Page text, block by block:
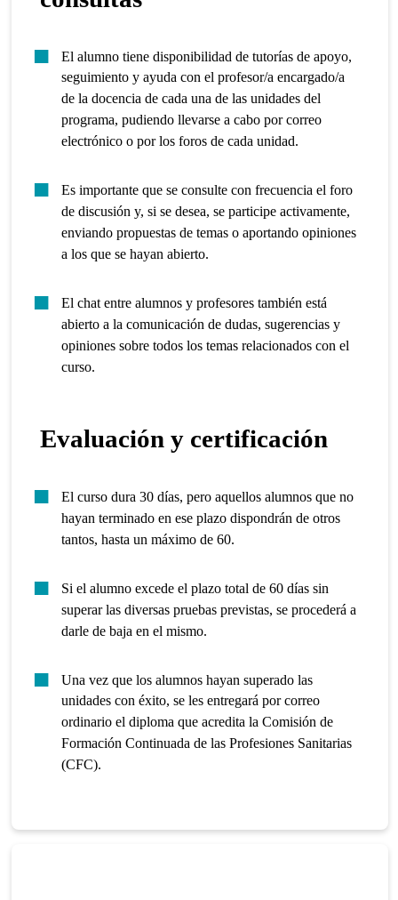
El alumno tiene disponibilidad de tutorías de apoyo,
seguimiento y ayuda con el profesor/a encargado/a
de la docencia de cada una de las unidades del
programa, pudiendo llevarse a cabo por correo
electrónico o por los foros de cada unidad.
Es importante que se consulte con frecuencia el foro
de discusión y, si se desea, se participe activamente,
enviando propuestas de temas o aportando opiniones
a los que se hayan abierto.
El chat entre alumnos y profesores también está
abierto a la comunicación de dudas, sugerencias y
opiniones sobre todos los temas relacionados con el
curso.
Evaluación y certificación
El curso dura 30 días, pero aquellos alumnos que no
hayan terminado en ese plazo dispondrán de otros
tantos, hasta un máximo de 60.
Si el alumno excede el plazo total de 60 días sin
superar las diversas pruebas previstas, se procederá a
darle de baja en el mismo.
Una vez que los alumnos hayan superado las
unidades con éxito, se les entregará por correo
ordinario el diploma que acredita la Comisión de
Formación Continuada de las Profesiones Sanitarias
(CFC).